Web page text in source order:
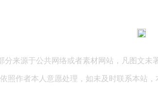
来源于公共网络或者素材网站，凡图文未
照作者本人意愿处理，如未及时联系本站，